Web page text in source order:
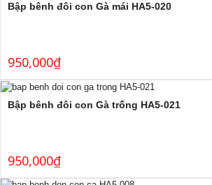
Bập bênh đôi con Gà mái HA5-020
950,000₫
Bập bênh đôi con Gà trống HA5-021
950,000₫